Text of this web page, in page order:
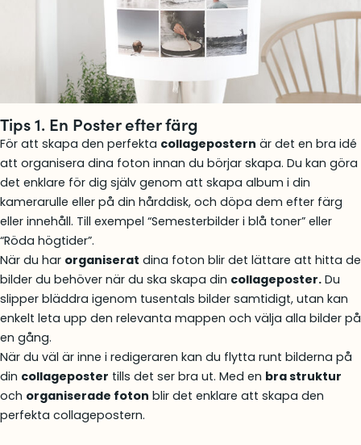
Tips 1. En Poster efter färg
För att skapa den perfekta collagepostern är det en bra idé
att organisera dina foton innan du börjar skapa. Du kan göra
det enklare för dig själv genom att skapa album i din
kamerarulle eller på din hårddisk, och döpa dem efter färg
eller innehåll. Till exempel “Semesterbilder i blå toner” eller
“Röda högtider”.
När du har organiserat dina foton blir det lättare att hitta de
bilder du behöver när du ska skapa din collageposter. Du
slipper bläddra igenom tusentals bilder samtidigt, utan kan
enkelt leta upp den relevanta mappen och välja alla bilder på
en gång.
När du väl är inne i redigeraren kan du flytta runt bilderna på
din collageposter tills det ser bra ut. Med en bra struktur
och organiserade foton blir det enklare att skapa den
perfekta collagepostern.